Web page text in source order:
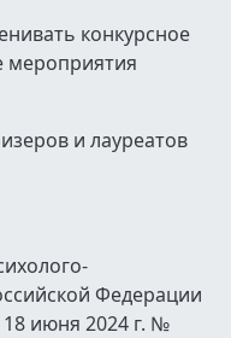
конкурсное
мероприятия
и лауреатов
Федерации
июня 2024 г. №